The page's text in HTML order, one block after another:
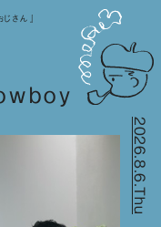
さん』
2026.8.6.Thu